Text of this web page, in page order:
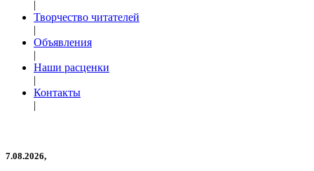
|
Творчество читателей
|
Объявления
|
Наши расценки
|
Контакты
|
7.08.2026,